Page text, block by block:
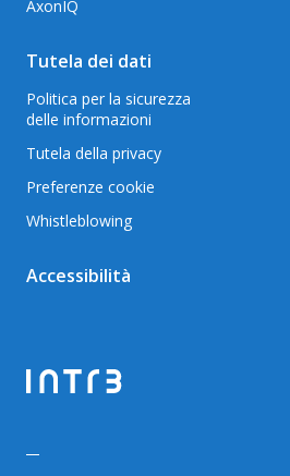
AxonIQ
Tutela dei dati
Politica per la sicurezza
delle informazioni
Tutela della privacy
Preferenze cookie
Whistleblowing
Accessibilità